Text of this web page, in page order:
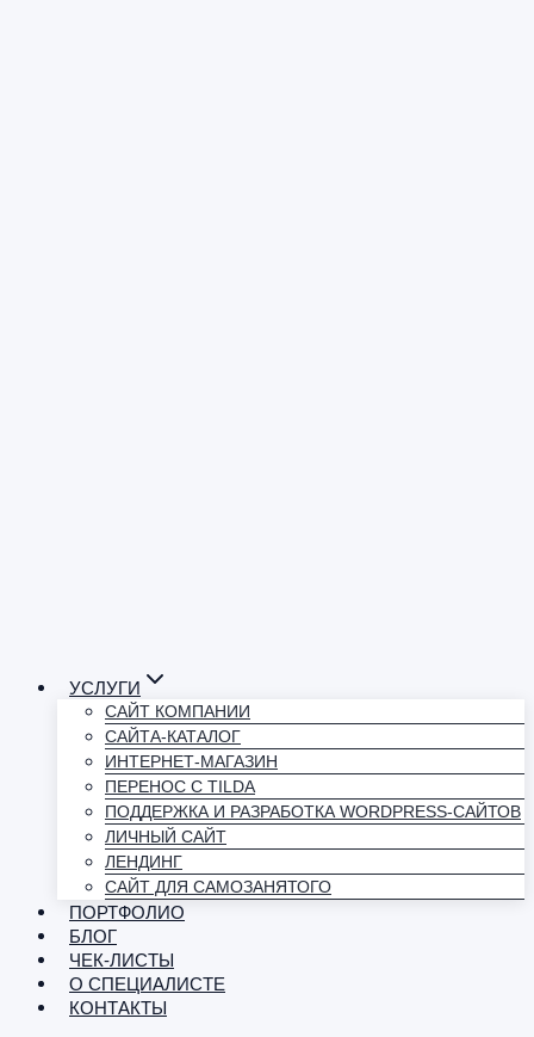
УСЛУГИ
САЙТ КОМПАНИИ
САЙТА-КАТАЛОГ
ИНТЕРНЕТ-МАГАЗИН
ПЕРЕНОС С TILDA
ПОДДЕРЖКА И РАЗРАБОТКА WORDPRESS-САЙТОВ
ЛИЧНЫЙ САЙТ
ЛЕНДИНГ
САЙТ ДЛЯ САМОЗАНЯТОГО
ПОРТФОЛИО
БЛОГ
ЧЕК-ЛИСТЫ
О СПЕЦИАЛИСТЕ
КОНТАКТЫ